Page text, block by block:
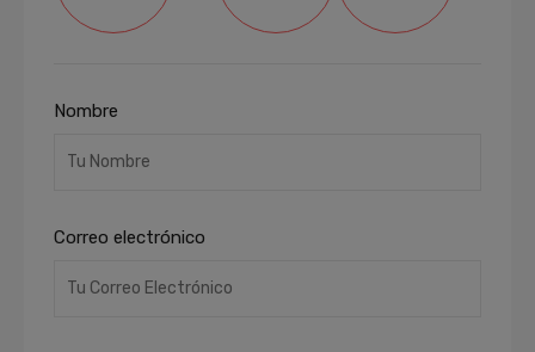
Nombre
Correo electrónico